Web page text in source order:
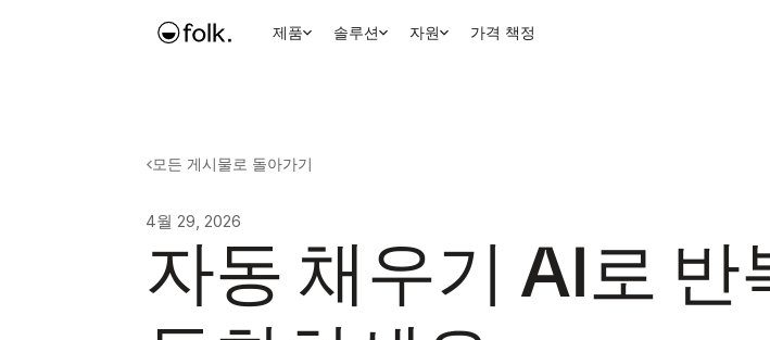
제품 솔루션 자원 가격 책정
모든 게시물로 돌아가기
4월 29, 2026
자동 채우기 AI로 반